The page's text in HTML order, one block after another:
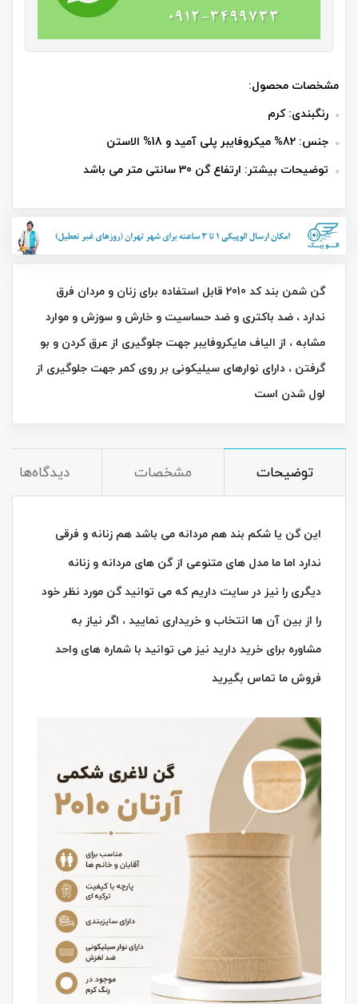
مشخصات محصول:
رنگبندی: کرم
جنس: 82% میکروفایبر پلی آمید و 18% الاستن
توضیحات بیشتر: ارتفاع گن 30 سانتی متر می باشد
گن شمن بند کد 2010 قابل استفاده برای زنان و مردان فرق
ندارد ، ضد باکتری و ضد حساسیت و خارش و سوزش و موارد
مشابه ، از الیاف مایکروفایبر جهت جلوگیرى از عرق کردن و بو
گرفتن ، داراى نوارهاى سیلیکونى بر روى کمر جهت جلوگیری از
لول شدن است
توضیحات مشخصات دیدگاه‌ها
این گن یا شکم بند هم مردانه می باشد هم زنانه و فرقی
ندارد اما ما مدل های متنوعی از گن های مردانه و زنانه
دیگری را نیز در سایت داریم که می توانید گن مورد نظر خود
را از بین آن ها انتخاب و خریداری نمایید ، اگر نیاز به
مشاوره برای خرید دارید نیز می توانید با شماره های واحد
فروش ما تماس بگیرید